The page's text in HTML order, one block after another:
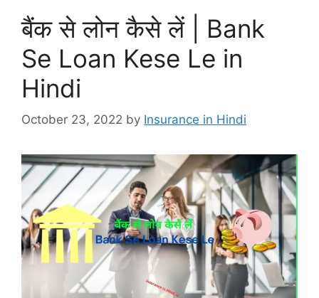
बैंक से लोन कैसे लें | Bank
Se Loan Kese Le in
Hindi
October 23, 2022 by Insurance in Hindi